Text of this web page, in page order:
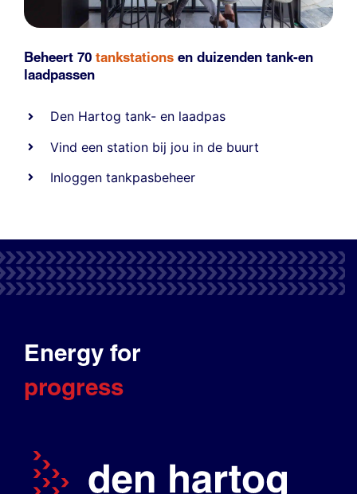
Beheert 70 tankstations en duizenden tank-en
laadpassen
Den Hartog tank- en laadpas
Vind een station bij jou in de buurt
Inloggen tankpasbeheer
Energy for
progress